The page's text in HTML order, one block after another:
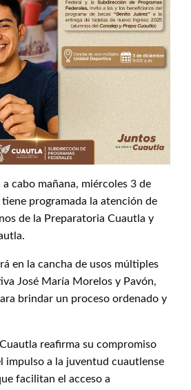
a cabo mañana, miércoles 3 de
programada la atención de
de la Preparatoria Cuautla y
en la cancha de usos múltiples
José María Morelos y Pavón,
brindar un proceso ordenado y
reafirma su compromiso
impulso a la juventud cuautlense
facilitan el acceso a